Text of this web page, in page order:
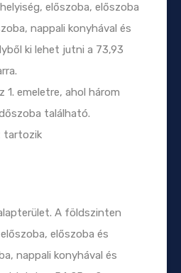
előszoba, előszoba
nappali konyhával és
ki lehet jutni a 73,93
1. emeletre, ahol három
található.
tartozik
A földszinten
előszoba és
nappali konyhával és